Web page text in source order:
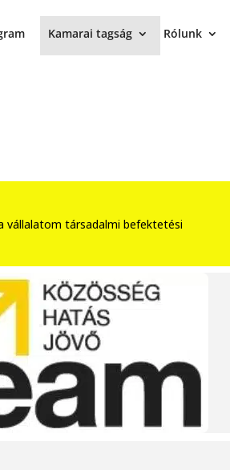
Kamarai tagság Rólunk
vállalatom társadalmi befektetési